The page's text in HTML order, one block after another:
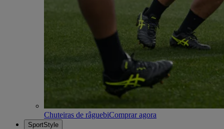
Chuteiras de râguebiComprar agora
SportStyle